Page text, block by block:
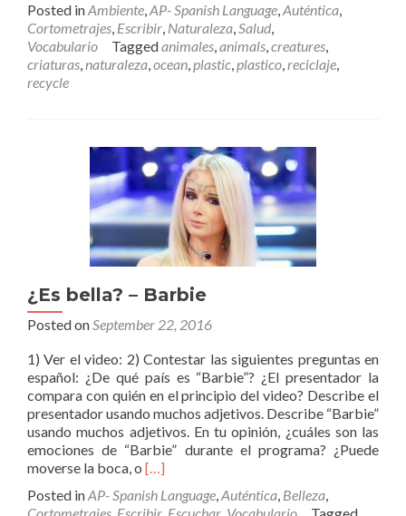
about
Por
día
un
sana
Posted inAmbiente,AP- Spanish Language,Auténtica,
Cortometrajes, Escribir, Naturaleza,Salud,
Vocabulario
Taggedanimales,animals,creatures,
criaturas,naturaleza,ocean,plastic,plastico,reciclaje,
recycle
¿Es bella? – Barbie
Posted on September 22, 2016
1) Ver el video: 2) Contestar las siguientes preguntas en
español: ¿De qué país es “Barbie”? ¿El presentador la
compara con quién en el principio del video? Describe el
presentador usando muchos adjetivos. Describe “Barbie”
usando muchos adjetivos. En tu opinión, ¿cuáles son las
emociones de “Barbie” durante el programa? ¿Puede
moverse la boca, o Read
about
[…]
Posted inAP- Spanish Language Auténtica Belleza
Cortometrajes Escribir Escuchar Vocabulario Tagged